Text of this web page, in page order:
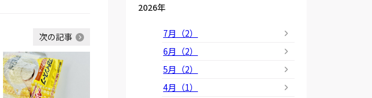
次の記事
2026年
7月（2）
6月（2）
5月（2）
4月（1）